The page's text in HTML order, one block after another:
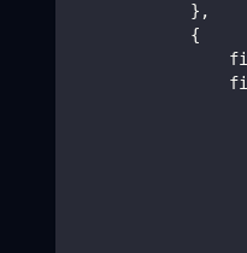
            },
            {